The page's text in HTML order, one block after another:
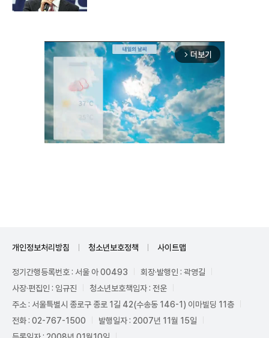
arrow_forward_ios 더보기
개인정보처리방침 청소년보호정책 사이트맵
정기간행등록번호 : 서울 아 00493
회장·발행인 : 곽영길
사장·편집인 : 임규진
청소년보호책임자 : 전운
주소 : 서울특별시 종로구 종로 1길 42(수송동 146-1) 이마빌딩 11층
전화 : 02-767-1500
발행일자 : 2007년 11월 15일